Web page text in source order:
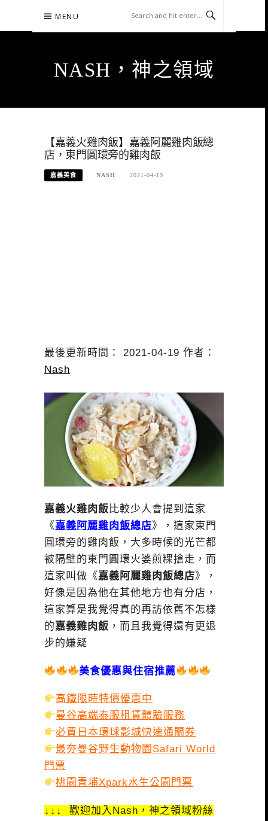
content
MENU
NASH，神之領域
【嘉義火雞肉飯】嘉義阿麗雞肉飯總
店，東門圓環旁的雞肉飯
嘉義美食 NASH 2021-04-19
最後更新時間： 2021-04-19 作者：
Nash
嘉義火雞肉飯比較少人會提到這家
《嘉義阿麗雞肉飯總店》，這家東門
圓環旁的雞肉飯，大多時候的光芒都
被隔壁的東門圓環火婆煎粿搶走，而
這家叫做《嘉義阿麗雞肉飯總店》，
好像是因為他在其他地方也有分店，
這家算是我覺得真的再訪依舊不怎樣
的嘉義雞肉飯 ，而且我覺得還有更退
步的嫌疑
美食優惠與住宿推薦
高鐵限時特價優惠中
曼谷高端泰服租賃體驗服務
必買日本環球影城快速通關券
最夯曼谷野生動物園Safari World
門票
桃園青埔Xpark水生公園門票
↓↓↓ 歡迎加入Nash，神之領域粉絲